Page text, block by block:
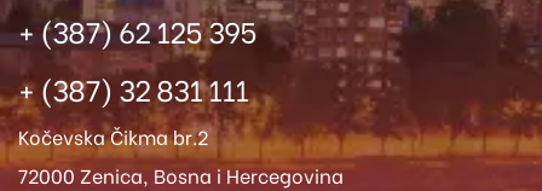
+ (387) 62 125 395
+ (387) 32 831 111
Kočevska Čikma br.2
72000 Zenica, Bosna i Hercegovina